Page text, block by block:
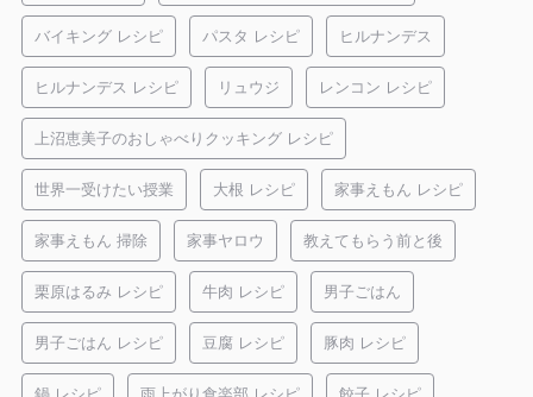
バイキング レシピ パスタ レシピ ヒルナンデス
ヒルナンデス レシピ リュウジ レンコン レシピ
上沼恵美子のおしゃべりクッキング レシピ
世界一受けたい授業 大根 レシピ 家事えもん レシピ
家事えもん 掃除 家事ヤロウ 教えてもらう前と後
栗原はるみ レシピ 牛肉 レシピ 男子ごはん
男子ごはん レシピ 豆腐 レシピ 豚肉 レシピ